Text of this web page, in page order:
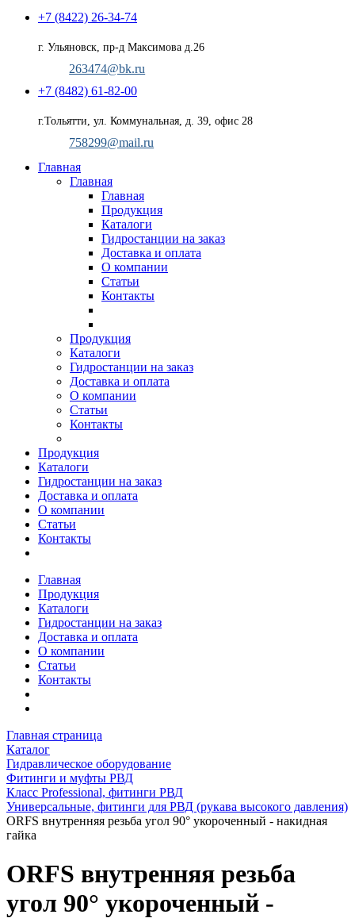
+7 (8422) 26-34-74
г. Ульяновск, пр-д Максимова д.26
263474@bk.ru
+7 (8482) 61-82-00
г.Тольятти, ул. Коммунальная, д. 39, офис 28
758299@mail.ru
Главная
Главная
Главная
Продукция
Каталоги
Гидростанции на заказ
Доставка и оплата
О компании
Статьи
Контакты
Продукция
Каталоги
Гидростанции на заказ
Доставка и оплата
О компании
Статьи
Контакты
Продукция
Каталоги
Гидростанции на заказ
Доставка и оплата
О компании
Статьи
Контакты
Главная
Продукция
Каталоги
Гидростанции на заказ
Доставка и оплата
О компании
Статьи
Контакты
Главная страница
Каталог
Гидравлическое оборудование
Фитинги и муфты РВД
Класс Professional, фитинги РВД
Универсальные, фитинги для РВД (рукава высокого давления)
ORFS внутренняя резьба угол 90° укороченный - накидная
гайка
ORFS внутренняя резьба
угол 90° укороченный -